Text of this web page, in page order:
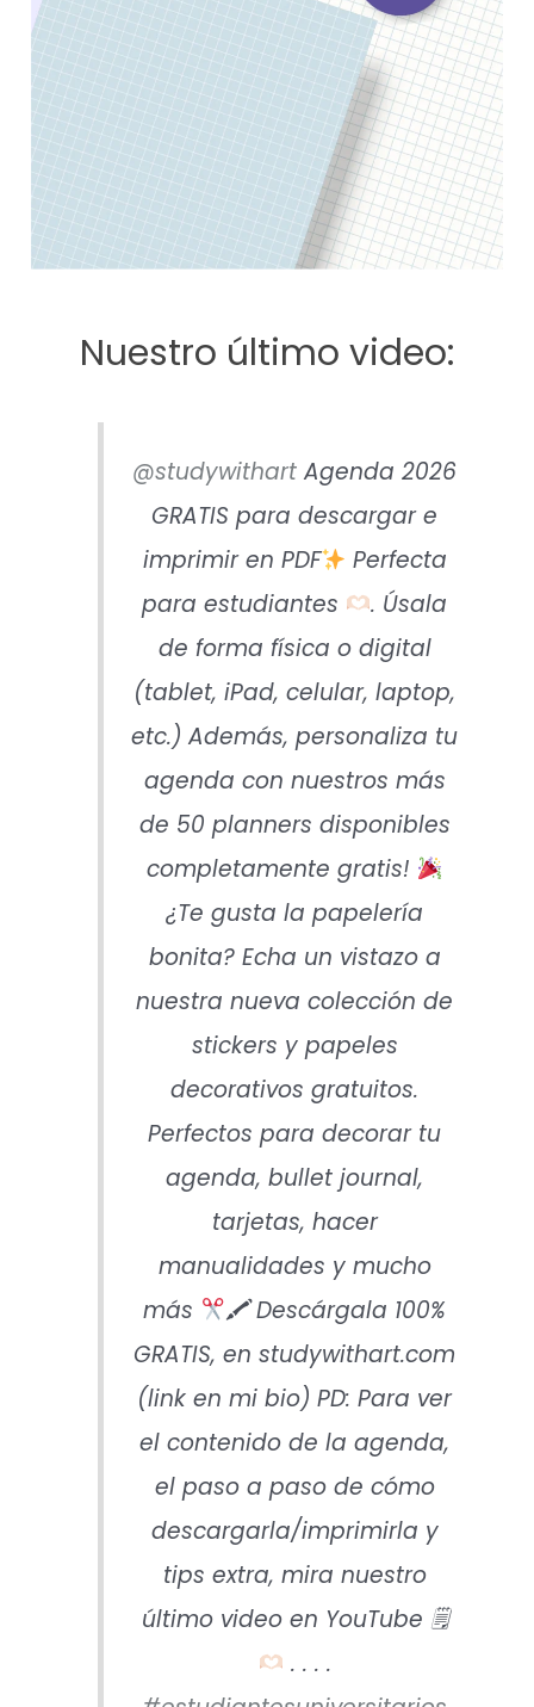
Nuestro último video:
@studywithart Agenda 2026
GRATIS para descargar e
imprimir en PDF
Perfecta
para estudiantes
. Úsala
de forma física o digital
(tablet, iPad, celular, laptop,
etc.) Además, personaliza tu
agenda con nuestros más
de 50 planners disponibles
completamente gratis!
¿Te gusta la papelería
bonita? Echa un vistazo a
nuestra nueva colección de
stickers y papeles
decorativos gratuitos.
Perfectos para decorar tu
agenda, bullet journal,
tarjetas, hacer
manualidades y mucho
más
🖍 Descárgala 100%
GRATIS, en studywithart.com
(link en mi bio) PD: Para ver
el contenido de la agenda,
el paso a paso de cómo
descargarla/imprimirla y
tips extra, mira nuestro
último video en YouTube 🗒
. . . .